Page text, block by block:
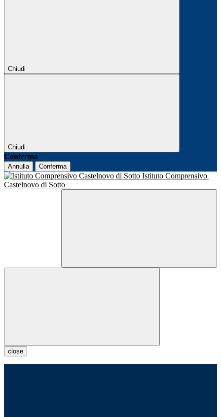
Chiudi
Chiudi
Conferma
Annulla Conferma
Istituto Comprensivo
Castelnovo di Sotto
close